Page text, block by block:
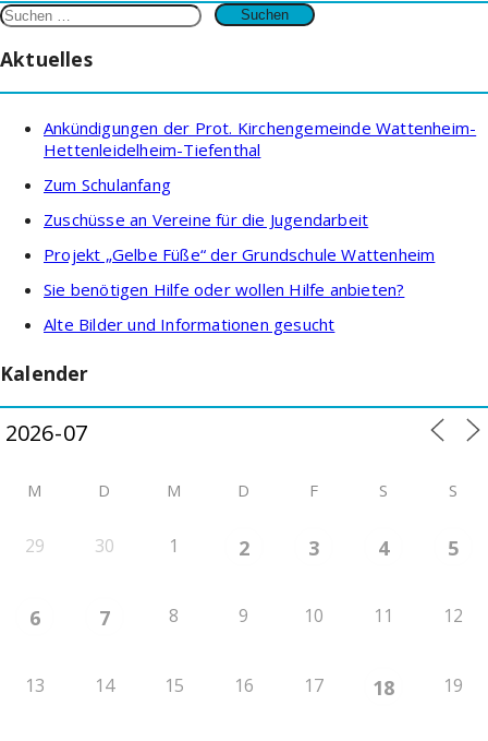
Suchen
nach:
Aktuelles
Ankündigungen der Prot. Kirchengemeinde Wattenheim-
Hettenleidelheim-Tiefenthal
Zum Schulanfang
Zuschüsse an Vereine für die Jugendarbeit
Projekt „Gelbe Füße“ der Grundschule Wattenheim
Sie benötigen Hilfe oder wollen Hilfe anbieten?
Alte Bilder und Informationen gesucht
Kalender
M D M D F S S
29 30 1 2 3 4 5
6 7 8 9 10 11 12
13 14 15 16 17 18 19